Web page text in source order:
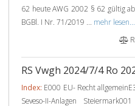
62 heute AWG 2002 § 62 gültig
BGBl. I Nr. 71/2019 ... mehr lesen...
RS Vwgh 2024/7/4 Ro
Index: E000 EU- Recht
Seveso-II-Anlagen